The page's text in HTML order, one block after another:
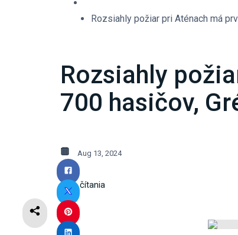
Rozsiahly požiar pri Aténach má
Rozsiahly
700 hasičov,
Aug 13, 2024
2
min čítania